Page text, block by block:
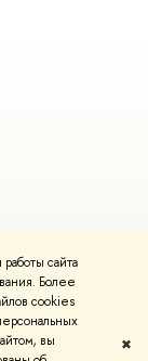
сайта
Более
cookies
вы
✖